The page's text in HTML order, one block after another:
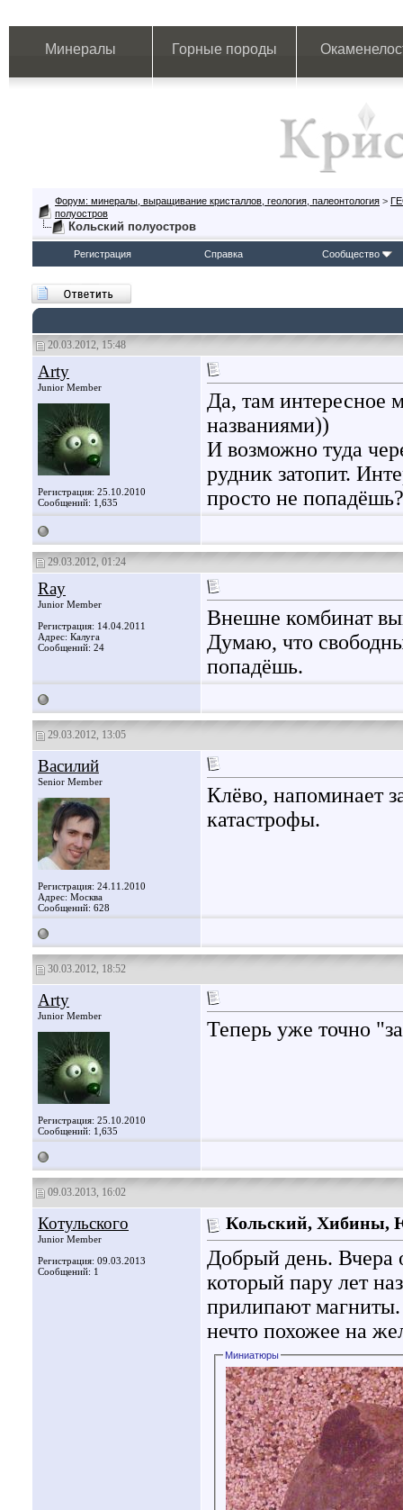
Минералы Горные породы
Форум: минералы, выращивание кристаллов, геология, палеонтология >
полуостров
Кольский полуостров
Регистрация Справка Сообщество
20.03.2012, 15:48
Arty
Junior Member
Регистрация: 25.10.2010
Сообщений: 1,635
Да, там интересное
названиями))
И возможно туда
рудник затопит.
просто не попадёшь?
29.03.2012, 01:24
Ray
Junior Member
Регистрация: 14.04.2011
Адрес: Калуга
Сообщений: 24
Внешне комбинат
Думаю, что
попадёшь.
29.03.2012, 13:05
Василий
Senior Member
Регистрация: 24.11.2010
Адрес: Москва
Сообщений: 628
Клёво, напоминает
катастрофы.
30.03.2012, 18:52
Arty
Junior Member
Регистрация: 25.10.2010
Сообщений: 1,635
Теперь уже точно
09.03.2013, 16:02
Котульского
Junior Member
Регистрация: 09.03.2013
Сообщений: 1
Кольский, Хибины,
Добрый день. Вчера
который пару лет
прилипают
нечто похожее на
Миниатюры